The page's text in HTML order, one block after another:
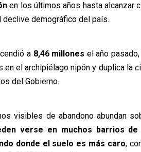
en los últimos años hasta alcanzar
demográfico del país.
a 8,46 millones el año
en el archipiélago nipón y duplica la
del Gobierno.
visibles de abandono abundan
verse en muchos barrios de
donde el suelo es más caro,